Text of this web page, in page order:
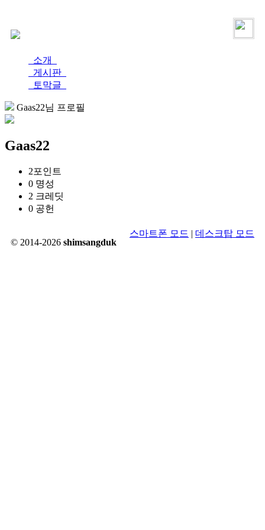
소개
게시판
토막글
Gaas22님 프로필
Gaas22
2포인트
0 명성
2 크레딧
0 공헌
© 2014-2026 shimsangduk
스마트폰 모드 | 데스크탑 모드